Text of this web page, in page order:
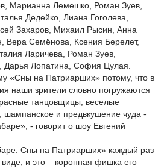
Марианна Лемешко, Роман Зуев,
Дедейко, Лиана Гоголева,
Захаров, Михаил Рысин, Анна
Вера Семёнова, Ксения Берелет,
Ларичева, Роман Зуев,
Дарья Лопатина, София Цулая.
«Сны на Патриарших» потому, что в
наши зрители словно погружаются
танцовщицы, веселые
шампанское и предвкушение чуда -
- говорит о шоу Евгений
Сны на Патриарших» каждый раз
и это – коронная фишка его